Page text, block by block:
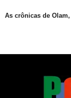
As crônicas de